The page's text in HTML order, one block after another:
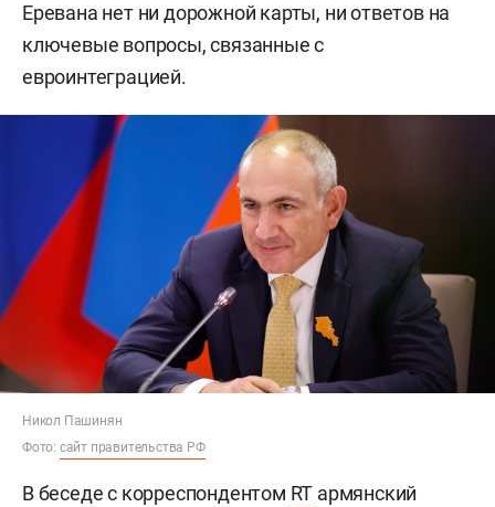
Еревана нет ни дорожной карты, ни ответов на
ключевые вопросы, связанные с
евроинтеграцией.
Никол Пашинян
Фото: сайт правительства РФ
В беседе с корреспондентом RT армянский